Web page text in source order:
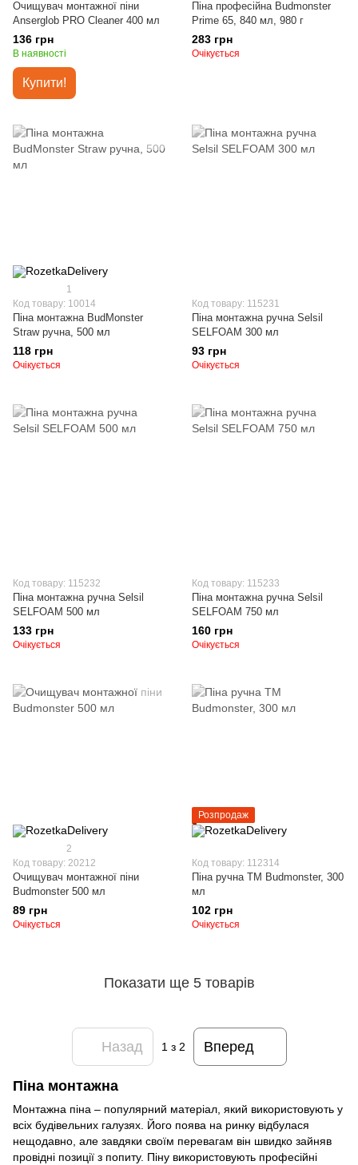
Очищувач монтажної піни
Anserglob PRO Cleaner 400 мл
136 грн
В наявності
Купити!
Піна професійна Budmonster
Prime 65, 840 мл, 980 г
283 грн
Очікується
1
Код товару: 10014
Піна монтажна BudMonster
Straw ручна, 500 мл
118 грн
Очікується
Код товару: 115231
Піна монтажна ручна Selsil
SELFOAM 300 мл
93 грн
Очікується
Код товару: 115232
Піна монтажна ручна Selsil
SELFOAM 500 мл
133 грн
Очікується
Код товару: 115233
Піна монтажна ручна Selsil
SELFOAM 750 мл
160 грн
Очікується
2
Код товару: 20212
Очищувач монтажної піни
Budmonster 500 мл
89 грн
Очікується
Розпродаж
Код товару: 112314
Піна ручна ТМ Budmonster, 300
мл
102 грн
Очікується
Показати ще 5 товарів
Назад 1 з 2 Вперед
Піна монтажна
Монтажна піна – популярний матеріал, який використовують у
всіх будівельних галузях. Його поява на ринку відбулася
нещодавно, але завдяки своїм перевагам він швидко зайняв
провідні позиції з попиту. Піну використовують професійні